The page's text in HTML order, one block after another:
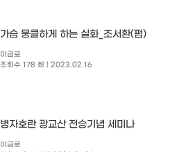
가슴 뭉클하게 하는 실화_조서환(펌)
이금로
조회수 178 회
| 2023.02.16
병자호란 광교산 전승기념 세미나
이금로